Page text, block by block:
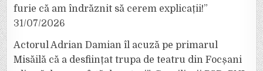
furie că am îndrăznit să cerem explicații!”
31/07/2026
Actorul Adrian Damian îl acuză pe primarul
Misăilă că a desființat trupa de teatru din Focșani